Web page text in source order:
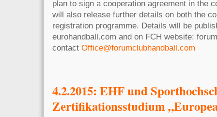
plan to sign a cooperation agreement in the
will also release further details on both the
registration programme. Details will be
eurohandball.com and on FCH website:
contact Office@forumclubhandball.com
4.2.2015: EHF und
Zertifikationsstudium